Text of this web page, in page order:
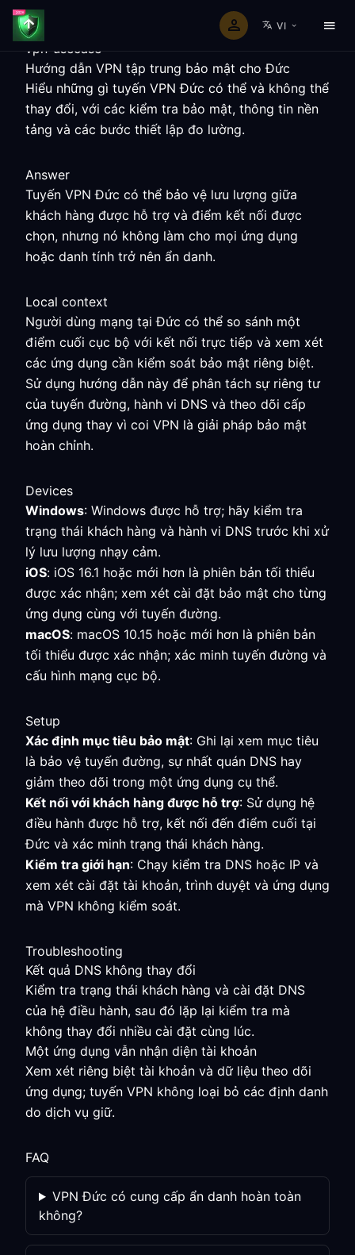
VI
vpn-usecase
Hướng dẫn VPN tập trung bảo mật cho Đức
Hiểu những gì tuyến VPN Đức có thể và không thể
thay đổi, với các kiểm tra bảo mật, thông tin nền
tảng và các bước thiết lập đo lường.
Answer
Tuyến VPN Đức có thể bảo vệ lưu lượng giữa
khách hàng được hỗ trợ và điểm kết nối được
chọn, nhưng nó không làm cho mọi ứng dụng
hoặc danh tính trở nên ẩn danh.
Local context
Người dùng mạng tại Đức có thể so sánh một
điểm cuối cục bộ với kết nối trực tiếp và xem xét
các ứng dụng cần kiểm soát bảo mật riêng biệt.
Sử dụng hướng dẫn này để phân tách sự riêng tư
của tuyến đường, hành vi DNS và theo dõi cấp
ứng dụng thay vì coi VPN là giải pháp bảo mật
hoàn chỉnh.
Devices
Windows: Windows được hỗ trợ; hãy kiểm tra
trạng thái khách hàng và hành vi DNS trước khi xử
lý lưu lượng nhạy cảm.
iOS: iOS 16.1 hoặc mới hơn là phiên bản tối thiểu
được xác nhận; xem xét cài đặt bảo mật cho từng
ứng dụng cùng với tuyến đường.
macOS: macOS 10.15 hoặc mới hơn là phiên bản
tối thiểu được xác nhận; xác minh tuyến đường và
cấu hình mạng cục bộ.
Setup
Xác định mục tiêu bảo mật: Ghi lại xem mục tiêu
là bảo vệ tuyến đường, sự nhất quán DNS hay
giảm theo dõi trong một ứng dụng cụ thể.
Kết nối với khách hàng được hỗ trợ: Sử dụng hệ
điều hành được hỗ trợ, kết nối đến điểm cuối tại
Đức và xác minh trạng thái khách hàng.
Kiểm tra giới hạn: Chạy kiểm tra DNS hoặc IP và
xem xét cài đặt tài khoản, trình duyệt và ứng dụng
mà VPN không kiểm soát.
Troubleshooting
Kết quả DNS không thay đổi
Kiểm tra trạng thái khách hàng và cài đặt DNS
của hệ điều hành, sau đó lặp lại kiểm tra mà
không thay đổi nhiều cài đặt cùng lúc.
Một ứng dụng vẫn nhận diện tài khoản
Xem xét riêng biệt tài khoản và dữ liệu theo dõi
ứng dụng; tuyến VPN không loại bỏ các định danh
do dịch vụ giữ.
FAQ
VPN Đức có cung cấp ẩn danh hoàn toàn
không?